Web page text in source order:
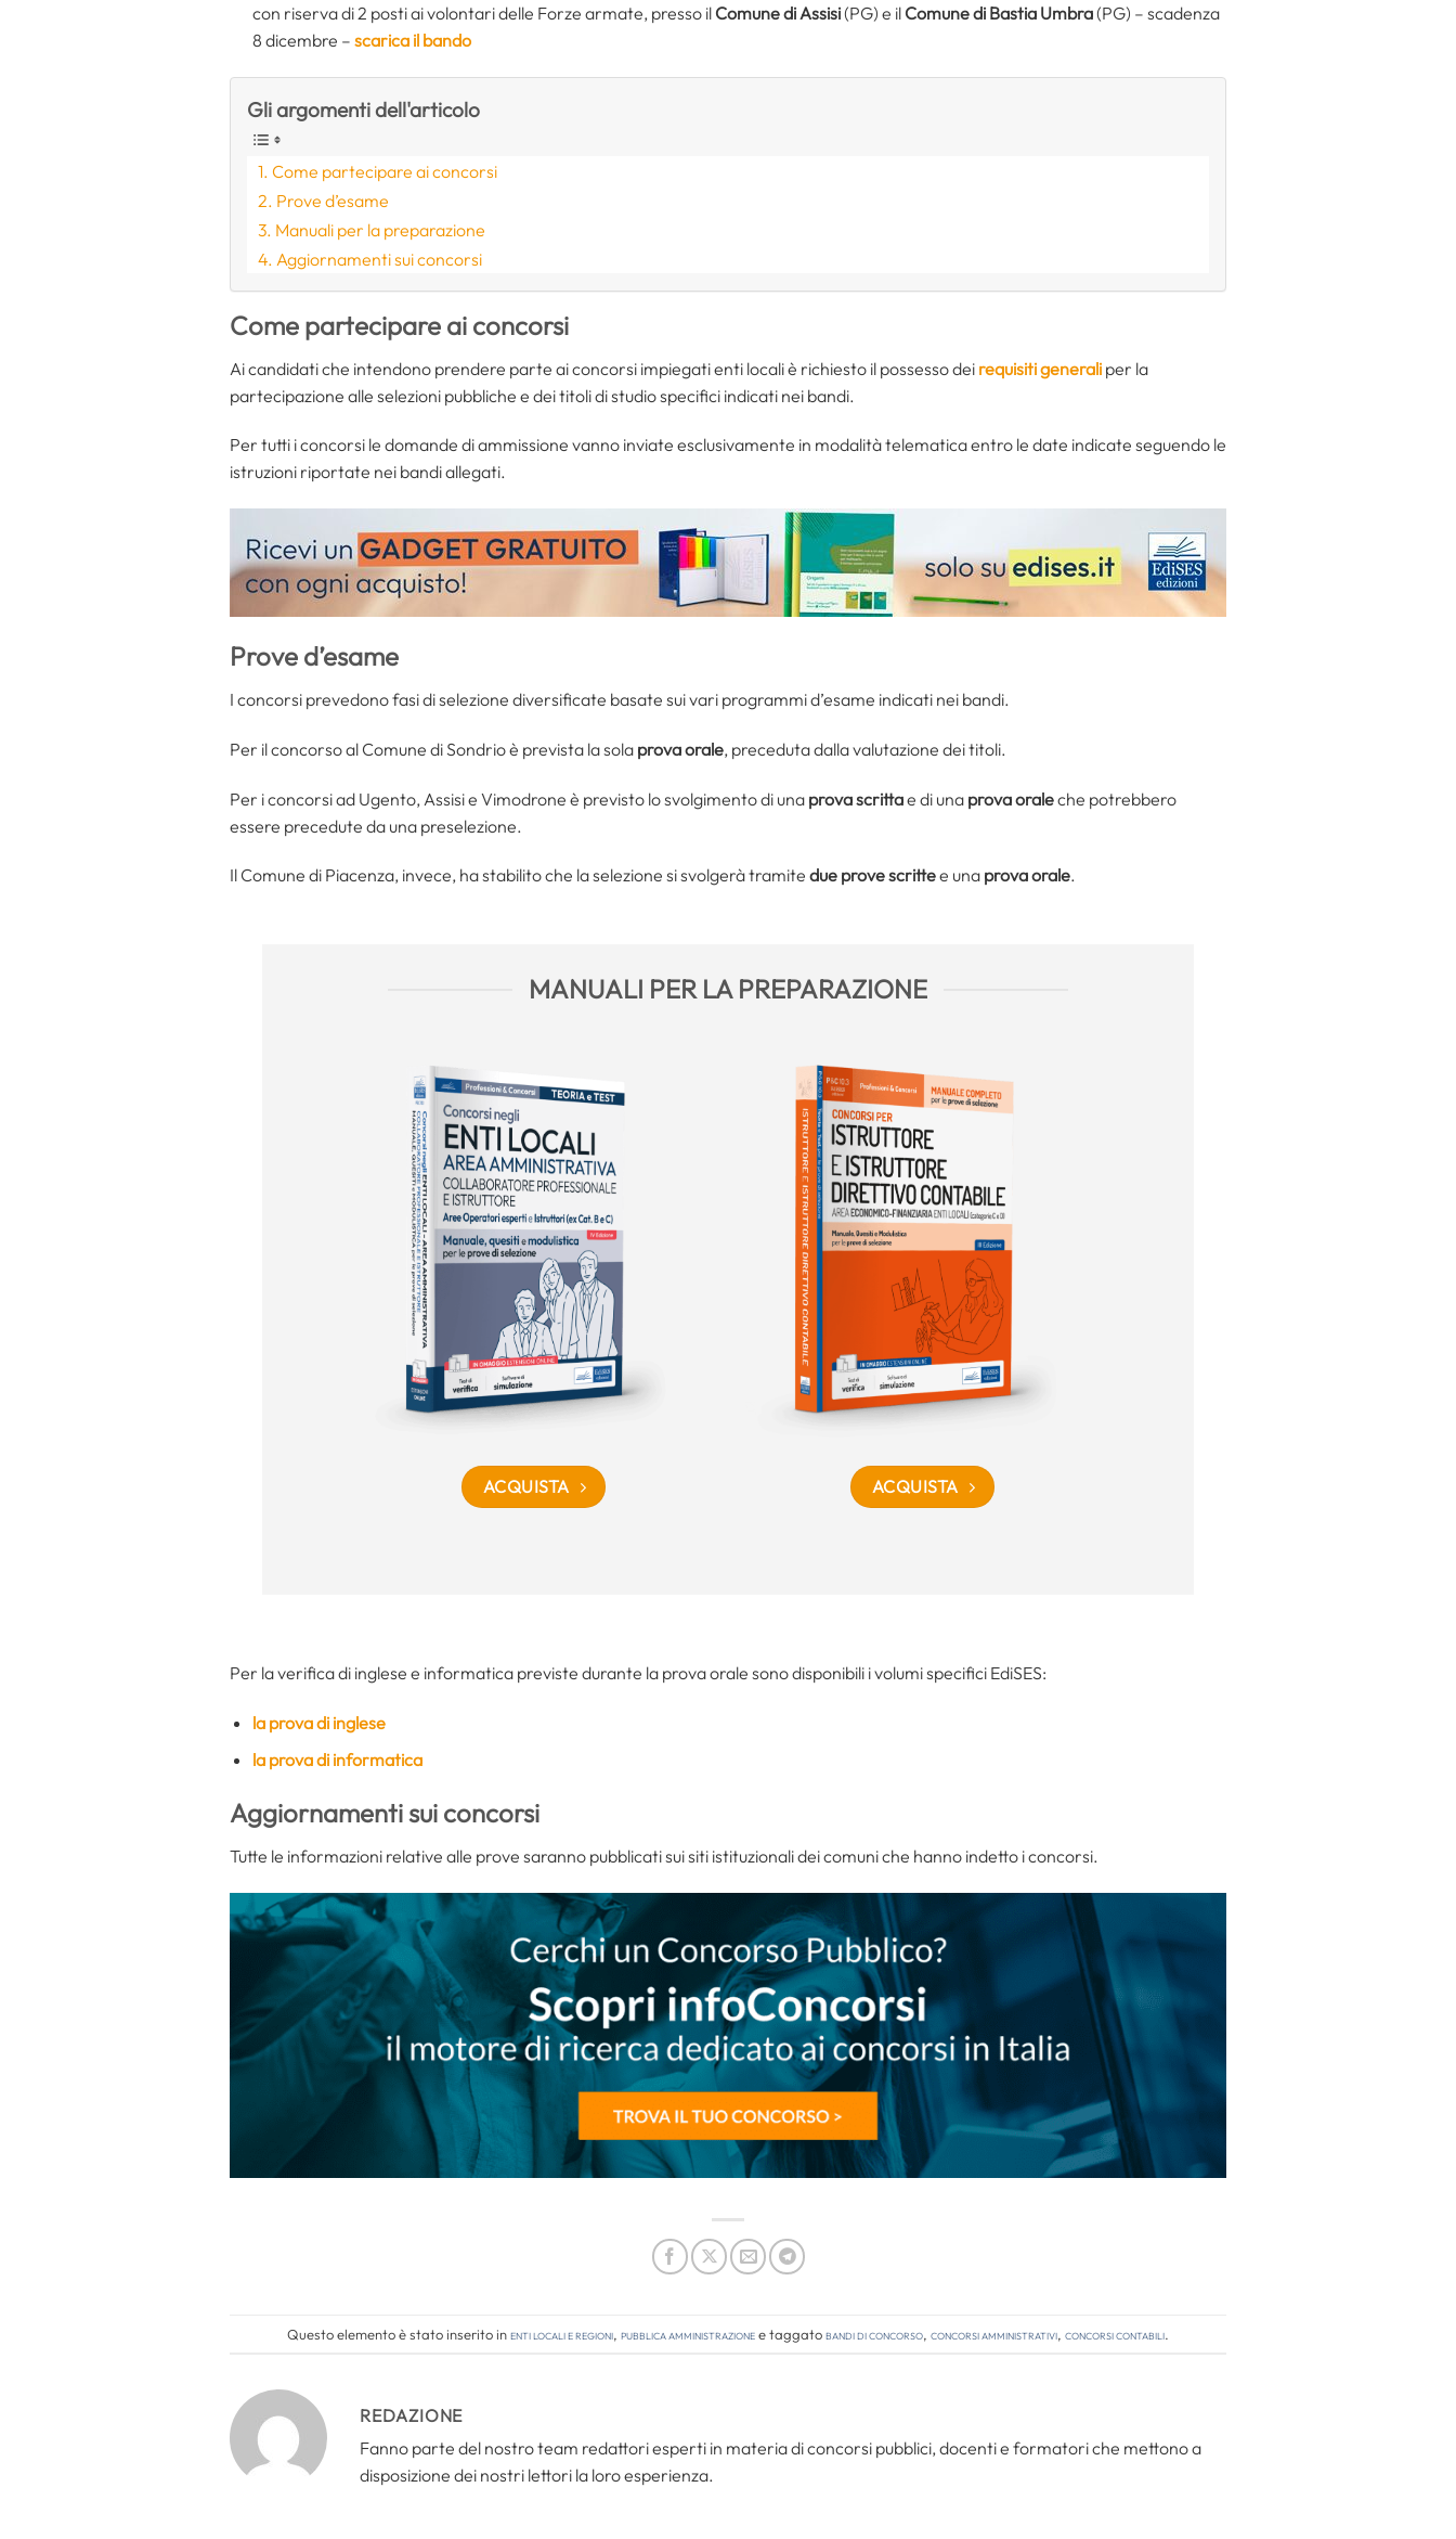
con riserva di 2 posti ai volontari delle Forze armate, presso il Comune di Assisi(PG) e il Comune di Bastia Umbra(PG) – scadenza
8 dicembre – scarica il bando
Gli argomenti dell'articolo
Come partecipare ai concorsi
Prove d’esame
Manuali per la preparazione
Aggiornamenti sui concorsi
Come partecipare ai concorsi
Ai candidati che intendono prendere parte ai concorsi impiegati enti locali è richiesto il possesso dei requisiti generali per la
partecipazione alle selezioni pubbliche e dei titoli di studio specifici indicati nei bandi.
Per tutti i concorsi le domande di ammissione vanno inviate esclusivamente in modalità telematica entro le date indicate seguendo le
istruzioni riportate nei bandi allegati.
Prove d’esame
I concorsi prevedono fasi di selezione diversificate basate sui vari programmi d’esame indicati nei bandi.
Per il concorso al Comune di Sondrio è prevista la sola prova orale, preceduta dalla valutazione dei titoli.
Per i concorsi ad Ugento, Assisi e Vimodrone è previsto lo svolgimento di una prova scrittae di una prova oraleche potrebbero
essere precedute da una preselezione.
Il Comune di Piacenza, invece, ha stabilito che la selezione si svolgerà tramite due prove scrittee una prova orale.
MANUALI PER LA PREPARAZIONE
ACQUISTA ACQUISTA
Per la verifica di inglese e informatica previste durante la prova orale sono disponibili i volumi specifici EdiSES:
la prova di inglese
la prova di informatica
Aggiornamenti sui concorsi
Tutte le informazioni relative alle prove saranno pubblicati sui siti istituzionali dei comuni che hanno indetto i concorsi.
Questo elemento è stato inserito inEnti locali e regioni, Pubblica amministrazionee taggatobandi di concorso, concorsi amministrativi, concorsi contabili.
REDAZIONE
Fanno parte del nostro team redattori esperti in materia di concorsi pubblici, docenti e formatori che mettono a
disposizione dei nostri lettori la loro esperienza.